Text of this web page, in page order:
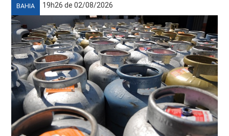
BAHIA 19h26 de 02/08/2026